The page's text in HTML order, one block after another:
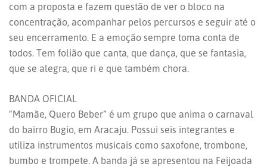
com a proposta e fazem questão de ver o bloco na
concentração, acompanhar pelos percursos e seguir até o
seu encerramento. E a emoção sempre toma conta de
todos. Tem folião que canta, que dança, que se fantasia,
que se alegra, que ri e que também chora.
BANDA OFICIAL
“Mamãe, Quero Beber” é um grupo que anima o carnaval
do bairro Bugio, em Aracaju. Possui seis integrantes e
utiliza instrumentos musicais como saxofone, trombone,
bumbo e trompete. A banda já se apresentou na Feijoada